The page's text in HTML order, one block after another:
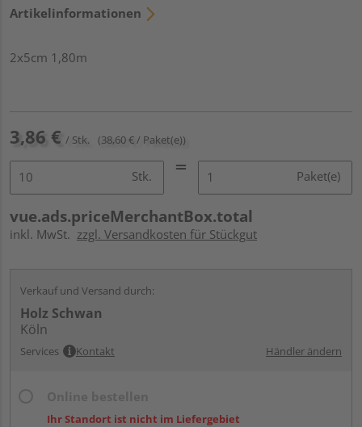
Artikelinformationen
2x5cm 1,80m
3,86 € / Stk. (38,60 € / Paket(e))
Stk. Paket(e)
vue.ads.priceMerchantBox.total
inkl. MwSt. zzgl. Versandkosten für Stückgut
Verkauf und Versand durch:
Holz Schwan
Köln
Services Kontakt Händler ändern
Ihr Standort ist nicht im Liefergebiet